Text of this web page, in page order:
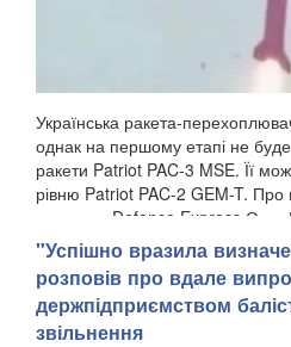
Українська ракета-
однак на першому етапі не
ракети Patriot PAC-3 MSE. Її
рівню Patriot PAC-2 GEM-T. Про
редактор Defense Express Олег
"Успішно вразила
розповів про вдале
держпідприємством
звільнення